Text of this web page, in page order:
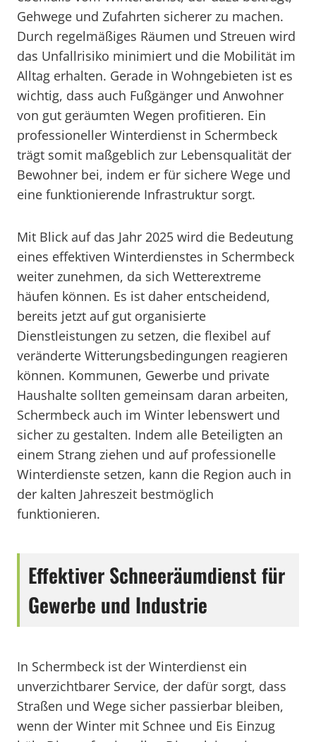
Gehwege und Zufahrten sicherer zu machen.
Durch regelmäßiges Räumen und Streuen wird
das Unfallrisiko minimiert und die Mobilität im
Alltag erhalten. Gerade in Wohngebieten ist es
wichtig, dass auch Fußgänger und Anwohner
von gut geräumten Wegen profitieren. Ein
professioneller Winterdienst in Schermbeck
trägt somit maßgeblich zur Lebensqualität der
Bewohner bei, indem er für sichere Wege und
eine funktionierende Infrastruktur sorgt.
Mit Blick auf das Jahr 2025 wird die Bedeutung
eines effektiven Winterdienstes in Schermbeck
weiter zunehmen, da sich Wetterextreme
häufen können. Es ist daher entscheidend,
bereits jetzt auf gut organisierte
Dienstleistungen zu setzen, die flexibel auf
veränderte Witterungsbedingungen reagieren
können. Kommunen, Gewerbe und private
Haushalte sollten gemeinsam daran arbeiten,
Schermbeck auch im Winter lebenswert und
sicher zu gestalten. Indem alle Beteiligten an
einem Strang ziehen und auf professionelle
Winterdienste setzen, kann die Region auch in
der kalten Jahreszeit bestmöglich
funktionieren.
Effektiver Schneeräumdienst für
Gewerbe und Industrie
In Schermbeck ist der Winterdienst ein
unverzichtbarer Service, der dafür sorgt, dass
Straßen und Wege sicher passierbar bleiben,
wenn der Winter mit Schnee und Eis Einzug